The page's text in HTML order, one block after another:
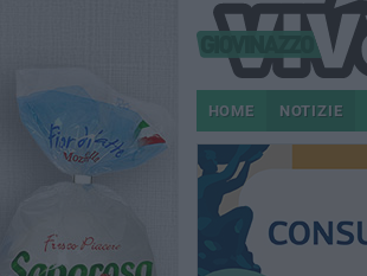
HOME NOTIZIE